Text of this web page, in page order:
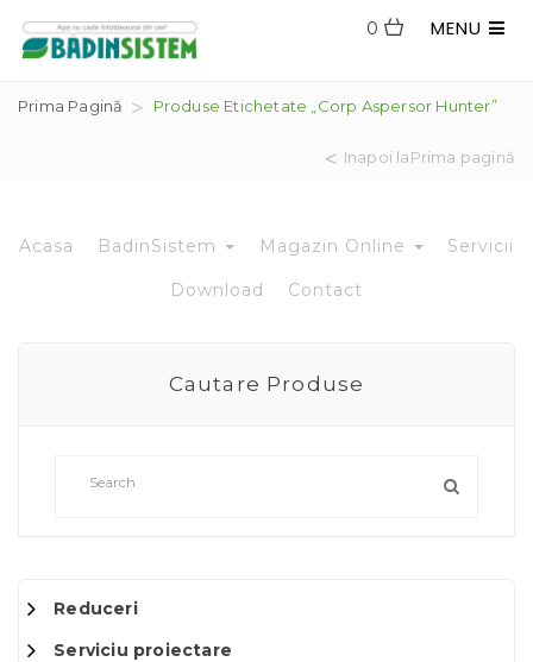
MENU
0
Prima Pagină Produse Etichetate „corp Aspersor Hunter”
Inapoi laPrima pagină
Acasa BadinSistem Magazin Online Servicii
Download Contact
Cautare Produse
Reduceri
Serviciu proiectare